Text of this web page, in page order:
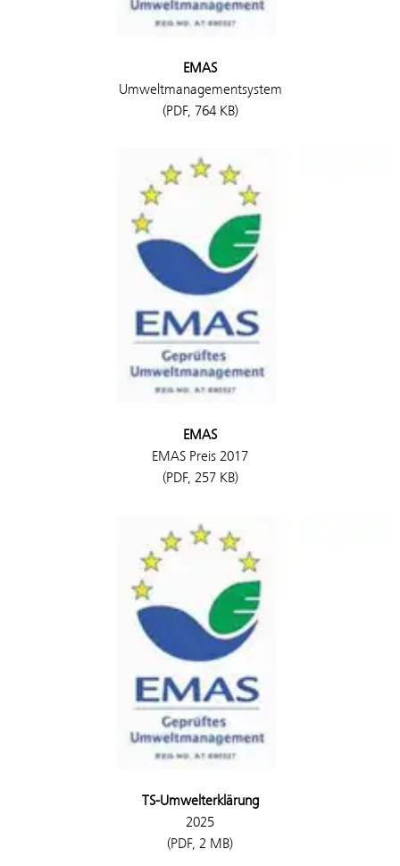
EMAS
Umweltmanagementsystem
(PDF, 764 KB)
EMAS
EMAS Preis 2017
(PDF, 257 KB)
TS-Umwelterklärung
2025
(PDF, 2 MB)